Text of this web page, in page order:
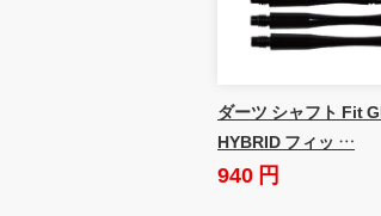
ダーツ シャフト Fit
HYBRID フィッ …
940 円